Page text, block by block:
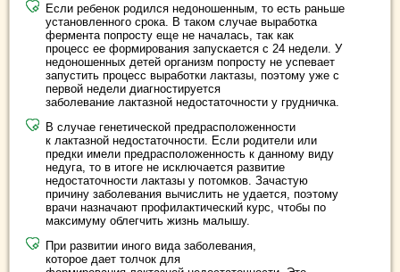
Если ребенок родился недоношенным, то есть раньше
установленного срока. В таком случае выработка
фермента попросту еще не началась, так как
процесс ее формирования запускается с 24 недели. У
недоношенных детей организм попросту не успевает
запустить процесс выработки лактазы, поэтому уже с
первой недели диагностируется
заболевание лактазной недостаточности у грудничка.
В случае генетической предрасположенности
к лактазной недостаточности. Если родители или
предки имели предрасположенность к данному виду
недуга, то в итоге не исключается развитие
недостаточности лактазы у потомков. Зачастую
причину заболевания вычислить не удается, поэтому
врачи назначают профилактический курс, чтобы по
максимуму облегчить жизнь малышу.
При развитии иного вида заболевания,
которое дает толчок для